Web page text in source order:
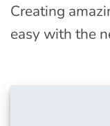
Creating
easy with the